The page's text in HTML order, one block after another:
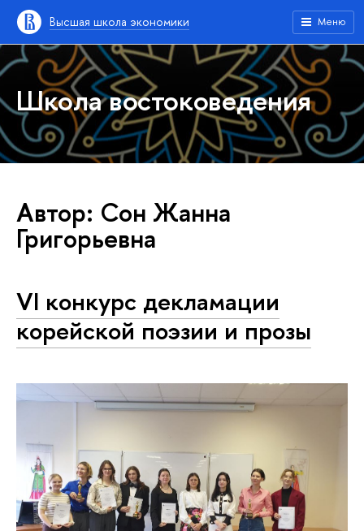
Высшая школа экономики Меню
Школа востоковедения
Автор: Сон Жанна
Григорьевна
VI конкурс декламации
корейской поэзии и прозы